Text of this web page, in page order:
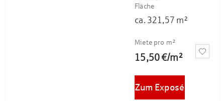
Fläche
ca. 321,57 m²
Miete pro m²
15,50 €/m²
Zum Exposé